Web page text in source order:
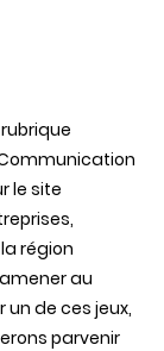
le site
région
au
de ces jeux,
parvenir